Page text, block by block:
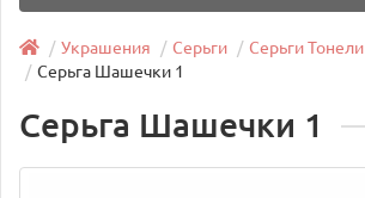
Украшения Серьги
Серьги Тонели
Серьга Шашечки 1
Серьга Шашечки 1